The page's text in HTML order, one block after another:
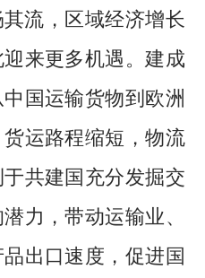
流，区域经济增长
来更多机遇。建成
国运输货物到欧洲
运路程缩短，物流
共建国充分发掘交
力，带动运输业、
出口速度，促进国